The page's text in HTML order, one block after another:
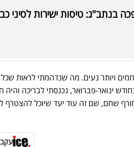
בנתב"ג: טיסות ישירות לסיני
ויותר נעים. מה שנדהמתי לראות שכל
ינואר-פברואר, נכנסתי לבריכה והיה
שחם, שם זה עוד יעד שיוכל להצטרף